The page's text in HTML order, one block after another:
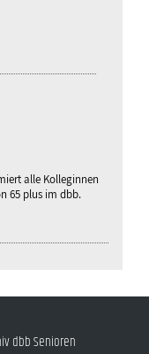
alle Kolleginnen
65 plus im dbb.
dbb Senioren